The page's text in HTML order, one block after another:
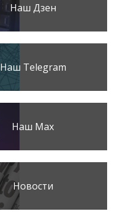
Наш Дзен
Наш Telegram
Наш Max
Новости